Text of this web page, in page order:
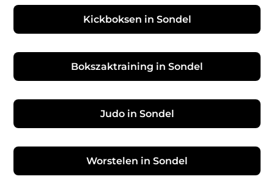
Kickboksen in Sondel
Bokszaktraining in Sondel
Judo in Sondel
Worstelen in Sondel